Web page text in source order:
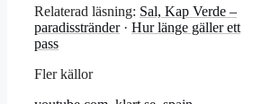
Relaterad läsning: Sal, Kap Verde –
paradisstränder· Hur länge gäller ett
pass
Fler källor